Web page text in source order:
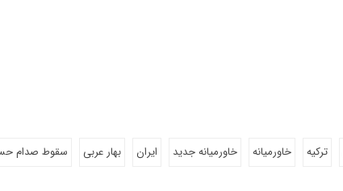
ترکیه خاورمیانه خاورمیانه جدید ایران بهار عربی
سقوط صدام